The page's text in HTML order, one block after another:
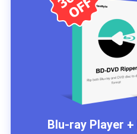
Blu-ray Player +